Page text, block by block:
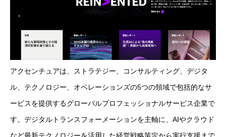
アクセンチュアは、ストラテジー、コンサルティング、デジタ
ル、テクノロジー、オペレーションズの5つの領域で包括的なサ
ービスを提供するグローバルプロフェッショナルサービス企業で
す。デジタルトランスフォーメーションを主軸に、AIやクラウド